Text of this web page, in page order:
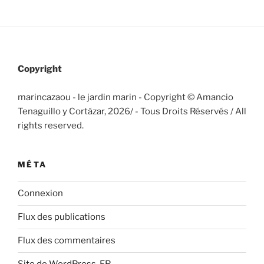
Copyright
marincazaou - le jardin marin - Copyright © Amancio
Tenaguillo y Cortázar, 2026/ - Tous Droits Réservés / All
rights reserved.
MÉTA
Connexion
Flux des publications
Flux des commentaires